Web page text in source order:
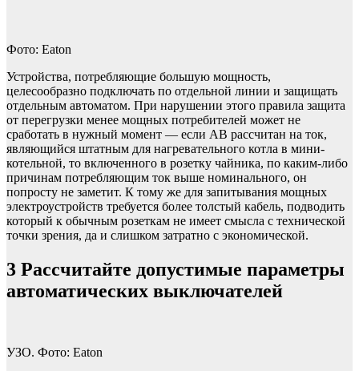
Фото: Eaton
Устройства, потребляющие большую мощность,
целесообразно подключать по отдельной линии и защищать
отдельным автоматом. При нарушении этого правила защита
от перегрузки менее мощных потребителей может не
сработать в нужный момент — если АВ рассчитан на ток,
являющийся штатным для нагревательного котла в мини-
котельной, то включенного в розетку чайника, по каким-либо
причинам потребляющим ток выше номинального, он
попросту не заметит. К тому же для запитывания мощных
электроустройств требуется более толстый кабель, подводить
который к обычным розеткам не имеет смысла с технической
точки зрения, да и слишком затратно с экономической.
3 Рассчитайте допустимые параметры
автоматических выключателей
УЗО. Фото: Eaton